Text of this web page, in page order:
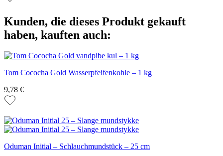
Kunden, die dieses Produkt gekauft
haben, kauften auch:
Tom Cococha Gold Wasserpfeifenkohle – 1 kg
9,78 €
Oduman Initial – Schlauchmundstück – 25 cm